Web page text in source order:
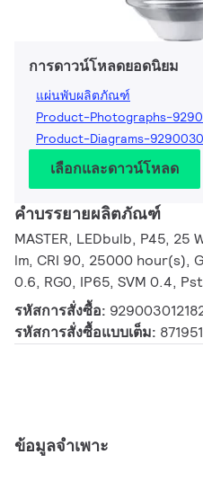
การดาวน์โหลดยอดนิยม
แผ่นพับผลิตภัณฑ์
Product-Photographs-
Product-Diagrams-
เลือกและดาวน์โหลด
คำบรรยายผลิตภัณฑ์
MASTER, LEDbulb, P45, 25
lm, CRI 90, 25000 hour(s),
0.6, RG0, IP65, SVM 0.4,
รหัสการสั่งซื้อ:
รหัสการสั่งซื้อแบบเต็ม:
ข้อมูลจำเพาะ